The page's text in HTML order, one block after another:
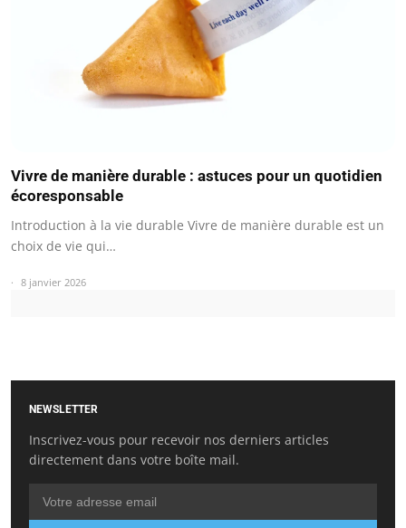
Vivre de manière durable : astuces pour un quotidien
écoresponsable
Introduction à la vie durable Vivre de manière durable est un
choix de vie qui…
8 janvier 2026
NEWSLETTER
Inscrivez-vous pour recevoir nos derniers articles
directement dans votre boîte mail.